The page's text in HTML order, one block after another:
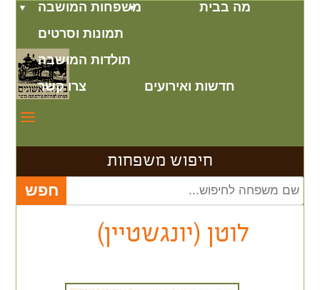
מה בבית
משפחות המושבה
תמונות וסרטים
תולדות המושבה
חדשות ואירועים
צרו קשר
חיפוש משפחות
לוטן (יונגשטיין)